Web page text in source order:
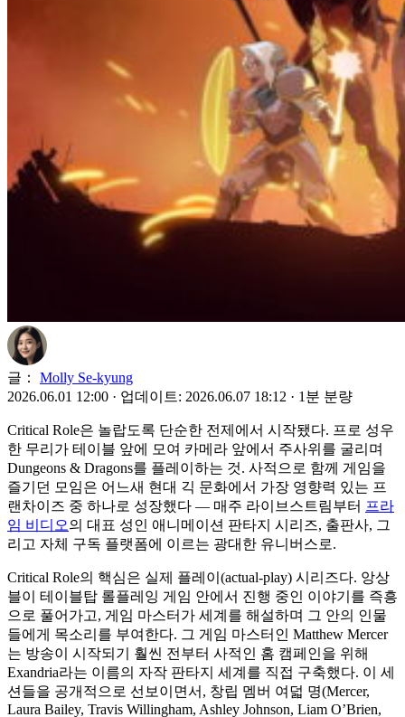
글：
Molly Se-kyung
2026.06.01 12:00 · 업데이트: 2026.06.07 18:12 · 1분 분량
Critical Role은 놀랍도록 단순한 전제에서 시작됐다. 프로 성우
한 무리가 테이블 앞에 모여 카메라 앞에서 주사위를 굴리며
Dungeons & Dragons를 플레이하는 것. 사적으로 함께 게임을
즐기던 모임은 어느새 현대 긱 문화에서 가장 영향력 있는 프
랜차이즈 중 하나로 성장했다 — 매주 라이브스트림부터 프라
임 비디오의 대표 성인 애니메이션 판타지 시리즈, 출판사, 그
리고 자체 구독 플랫폼에 이르는 광대한 유니버스로.
Critical Role의 핵심은 실제 플레이(actual-play) 시리즈다. 앙상
블이 테이블탑 롤플레잉 게임 안에서 진행 중인 이야기를 즉흥
으로 풀어가고, 게임 마스터가 세계를 해설하며 그 안의 인물
들에게 목소리를 부여한다. 그 게임 마스터인 Matthew Mercer
는 방송이 시작되기 훨씬 전부터 사적인 홈 캠페인을 위해
Exandria라는 이름의 자작 판타지 세계를 직접 구축했다. 이 세
션들을 공개적으로 선보이면서, 창립 멤버 여덟 명(Mercer,
Laura Bailey, Travis Willingham, Ashley Johnson, Liam O’Brien,